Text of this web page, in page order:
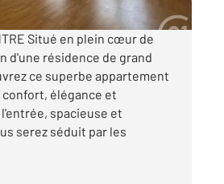
Situé en plein cœur de
d'une résidence de grand
ce superbe appartement
confort, élégance et
spacieuse et
serez séduit par les